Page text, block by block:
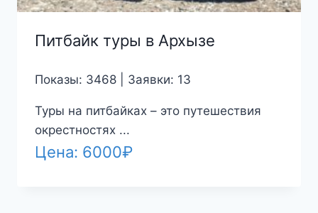
Питбайк туры в Архызе
Показы: 3468 | Заявки: 13
Туры на питбайках – это путешествия
окрестностях ...
Цена: 6000₽